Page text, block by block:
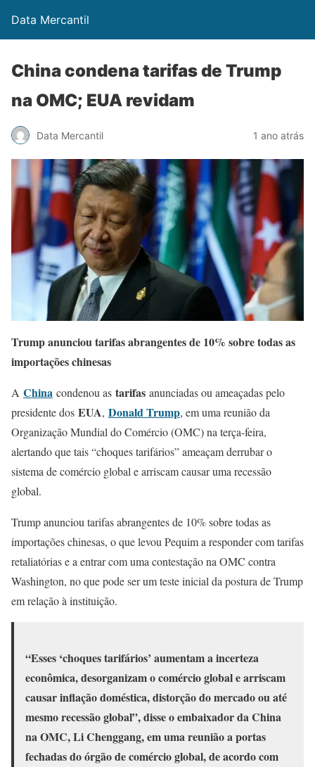
Data Mercantil
China condena tarifas de Trump
na OMC; EUA revidam
Data Mercantil 1 ano atrás
Trump anunciou tarifas abrangentes de 10% sobre todas as
importações chinesas
A China condenou as tarifas anunciadas ou ameaçadas pelo
presidente dos EUA, Donald Trump, em uma reunião da
Organização Mundial do Comércio (OMC) na terça-feira,
alertando que tais “choques tarifários” ameaçam derrubar o
sistema de comércio global e arriscam causar uma recessão
global.
Trump anunciou tarifas abrangentes de 10% sobre todas as
importações chinesas, o que levou Pequim a responder com tarifas
retaliatórias e a entrar com uma contestação na OMC contra
Washington, no que pode ser um teste inicial da postura de Trump
em relação à instituição.
“Esses ‘choques tarifários’ aumentam a incerteza
econômica, desorganizam o comércio global e arriscam
causar inflação doméstica, distorção do mercado ou até
mesmo recessão global”, disse o embaixador da China
na OMC, Li Chenggang, em uma reunião a portas
fechadas do órgão de comércio global, de acordo com